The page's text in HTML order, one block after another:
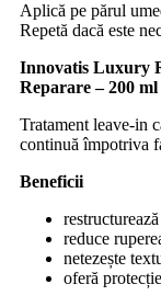
Aplică pe părul
Repetă dacă este
Innovatis Luxury
Reparare – 200 ml
Tratament leave-in
continuă împotriva
Beneficii
reduce
netezește
oferă